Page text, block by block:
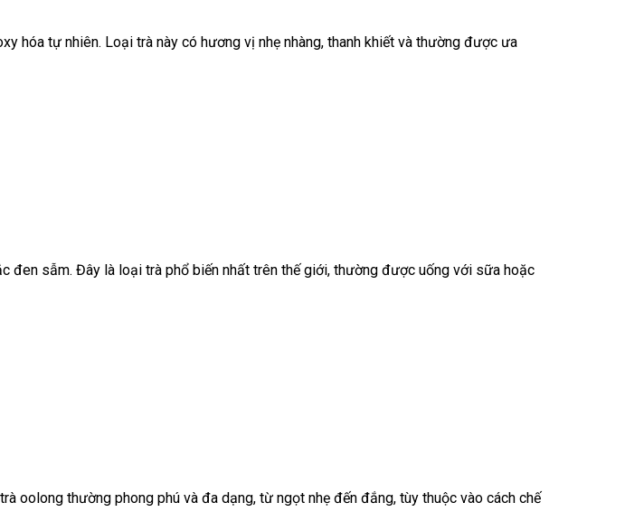
hóa tự nhiên. Loại trà này có hương vị nhẹ nhàng, thanh khiết và thường được ưa
đen sẫm. Đây là loại trà phổ biến nhất trên thế giới, thường được uống với sữa hoặc
oolong thường phong phú và đa dạng, từ ngọt nhẹ đến đắng, tùy thuộc vào cách chế